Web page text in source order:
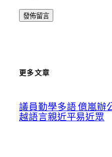
更多文章
議員勤學多語 億嵐辦
越語言親近平易近眾